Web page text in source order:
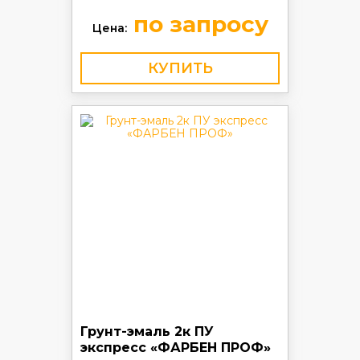
Цена:по запросу
КУПИТЬ
Грунт-эмаль 2к ПУ
экспресс «ФАРБЕН ПРОФ»